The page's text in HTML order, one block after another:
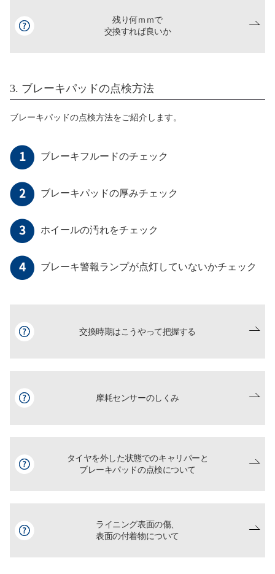
残り何ｍｍで
交換すれば良いか
3. ブレーキパッドの点検方法
ブレーキパッドの点検方法をご紹介します。
ブレーキフルードのチェック
ブレーキパッドの厚みチェック
ホイールの汚れをチェック
ブレーキ警報ランプが点灯していないかチェック
交換時期はこうやって把握する
摩耗センサーのしくみ
タイヤを外した状態でのキャリパーと
ブレーキパッドの点検について
ライニング表面の傷、
表面の付着物について